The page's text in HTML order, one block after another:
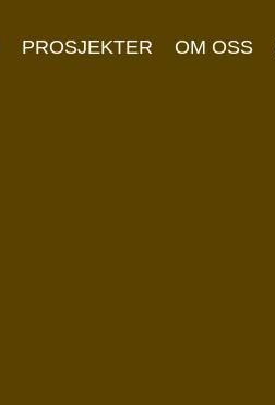
PROSJEKTER OM OSS